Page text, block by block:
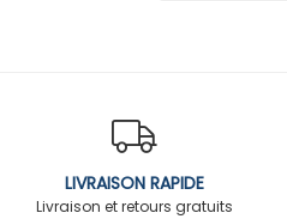
LIVRAISON RAPIDE
Livraison et retours gratuits